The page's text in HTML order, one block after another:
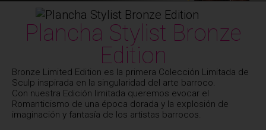
Plancha Stylist Bronze
Edition
Bronze Limited Edition es la primera Colección Limitada de
Sculp inspirada en la singularidad del arte barroco.
Con nuestra Edición limitada queremos evocar el
Romanticismo de una época dorada y la explosión de
imaginación y fantasía de los artistas barrocos.